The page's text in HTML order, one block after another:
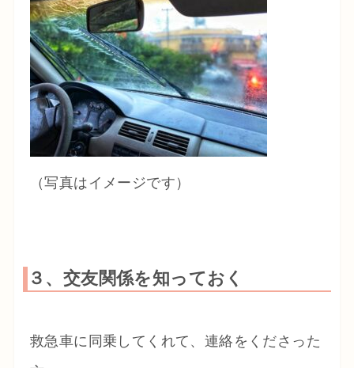
（写真はイメージです）
３、交友関係を知っておく
救急車に同乗してくれて、連絡をくださった